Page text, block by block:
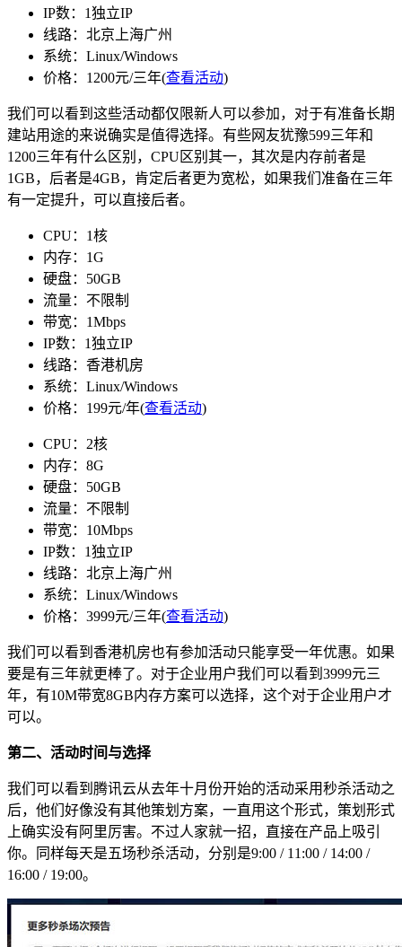
IP数：1独立IP
线路：北京上海广州
系统：Linux/Windows
价格：1200元/三年(查看活动)
我们可以看到这些活动都仅限新人可以参加，对于有准备长期
建站用途的来说确实是值得选择。有些网友犹豫599三年和
1200三年有什么区别，CPU区别其一，其次是内存前者是
1GB，后者是4GB，肯定后者更为宽松，如果我们准备在三年
有一定提升，可以直接后者。
CPU：1核
内存：1G
硬盘：50GB
流量：不限制
带宽：1Mbps
IP数：1独立IP
线路：香港机房
系统：Linux/Windows
价格：199元/年(查看活动)
CPU：2核
内存：8G
硬盘：50GB
流量：不限制
带宽：10Mbps
IP数：1独立IP
线路：北京上海广州
系统：Linux/Windows
价格：3999元/三年(查看活动)
我们可以看到香港机房也有参加活动只能享受一年优惠。如果
要是有三年就更棒了。对于企业用户我们可以看到3999元三
年，有10M带宽8GB内存方案可以选择，这个对于企业用户才
可以。
第二、活动时间与选择
我们可以看到腾讯云从去年十月份开始的活动采用秒杀活动之
后，他们好像没有其他策划方案，一直用这个形式，策划形式
上确实没有阿里厉害。不过人家就一招，直接在产品上吸引
你。同样每天是五场秒杀活动，分别是9:00 / 11:00 / 14:00 /
16:00 / 19:00。